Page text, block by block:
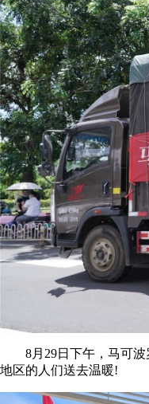
8月29日下午，马可波
地区的人们送去温暖!